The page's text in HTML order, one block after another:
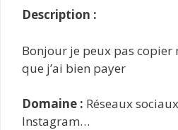
Description :
Bonjour je peux pas copier
que j’ai bien payer
Domaine : Réseaux
Instagram…